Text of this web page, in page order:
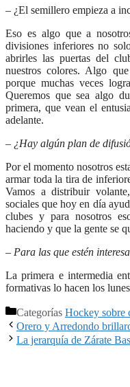
– ¿El semillero empieza a
Eso es algo que a
divisiones inferiores no
abrirles las puertas del
nuestros colores. Algo
porque muchas veces
Queremos que sea algo
primera, que vean el
adelante.
– ¿Hay algún plan de
Por el momento nosotros
armar toda la tira de
Vamos a distribuir
sociales que hoy en día
clubes y para nosotros
haciendo y que la gente se
– Para las que estén
La primera e intermedia
formativas lo hacen los
Categorías Hockey sobre
Orero y Arredondo
La jerarquía de Zárate